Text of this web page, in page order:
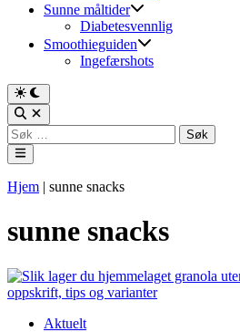
Sunne måltider
Diabetesvennlig
Smoothieguiden
Ingefærshots
Switch
to
dark
mode
Open
Search
Søk
etter:
Main
Menu
Hjem | sunne snacks
sunne snacks
Posted Aktuelt